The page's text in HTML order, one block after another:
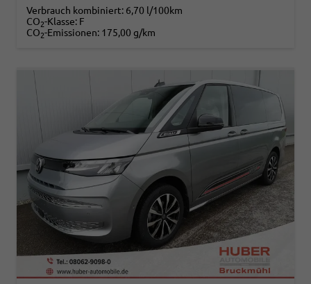
Verbrauch kombiniert: 6,70 l/100km
CO2-Klasse: F
CO2-Emissionen: 175,00 g/km